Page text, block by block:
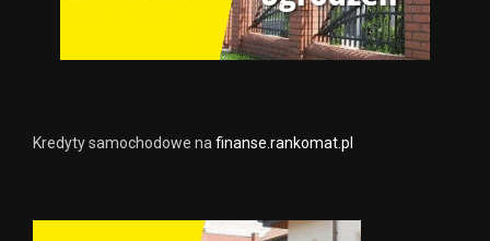
Kredyty samochodowe na finanse.rankomat.pl